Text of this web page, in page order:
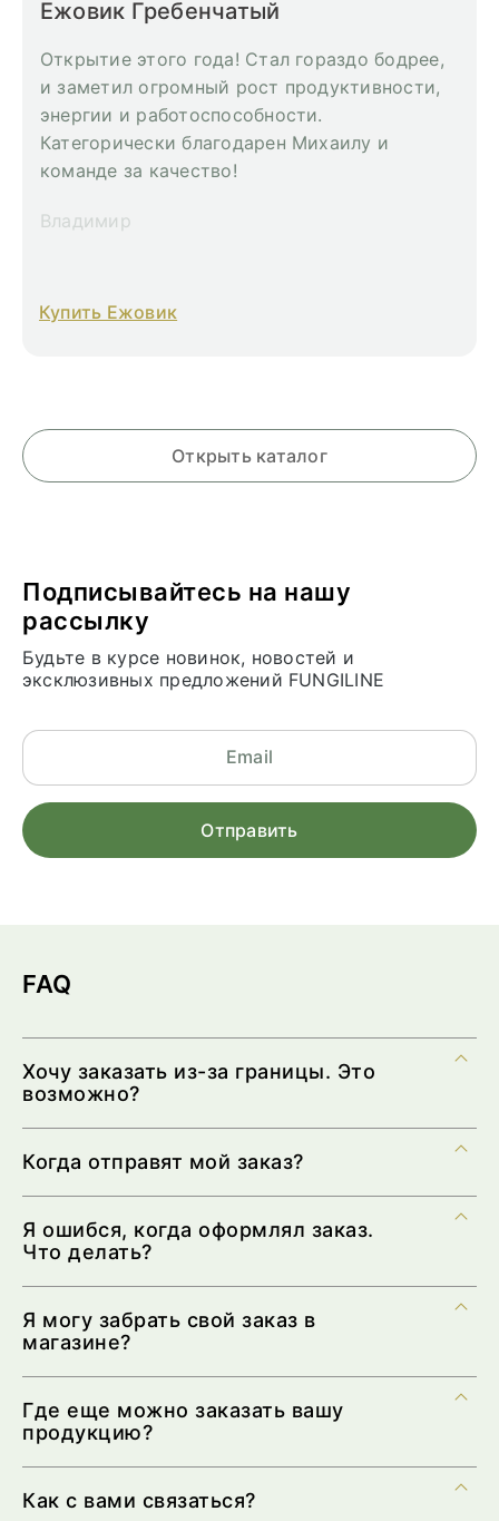
Ежовик Гребенчатый
Открытие этого года! Стал гораздо бодрее,
и заметил огромный рост продуктивности,
энергии и работоспособности.
Категорически благодарен Михаилу и
команде за качество!
Владимир
Купить Ежовик
Открыть каталог
Подписывайтесь на нашу
рассылку
Будьте в курсе новинок, новостей и
эксклюзивных предложений FUNGILINE
FAQ
Хочу заказать из-за границы. Это
возможно?
Когда отправят мой заказ?
Я ошибся, когда оформлял заказ.
Что делать?
Я могу забрать свой заказ в
магазине?
Где еще можно заказать вашу
продукцию?
Как с вами связаться?